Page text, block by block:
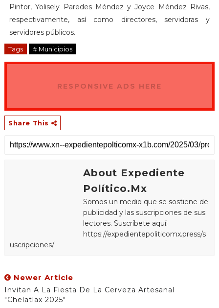
Pintor, Yolisely Paredes Méndez y Joyce Méndez Rivas,
respectivamente, así como directores, servidoras y
servidores públicos.
Tags # Municipios
RESPONSIVE ADS HERE
Share This
About Expediente
Político.Mx
Somos un medio que se sostiene de
publicidad y las suscripciones de sus
lectores. Suscríbete aquí:
https://expedientepoliticomx.press/s
uscripciones/
Newer Article
Invitan A La Fiesta De La Cerveza Artesanal
"Chelatlax 2025"